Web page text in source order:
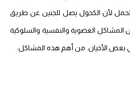
لأن الكحول يصل للجنين عن طريق
المشاكل العضوية والنفسية والسلوكية
بعض الأحيان. من أهم هذه المشاكل: